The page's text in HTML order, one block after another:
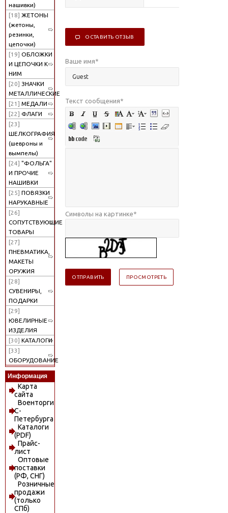
нашивки)
[18] ЖЕТОНЫ
(жетоны,
резинки,
цепочки)
[19] ОБЛОЖКИ
И ЦЕПОЧКИ К
НИМ
[20] ЗНАЧКИ
МЕТАЛЛИЧЕСКИЕ
[21] МЕДАЛИ
[22] ФЛАГИ
[23]
ШЕЛКОГРАФИЯ
(шевроны и
вымпелы)
[24] "ФОЛЬГА"
И ПРОЧИЕ
НАШИВКИ
[25] ПОВЯЗКИ
НАРУКАВНЫЕ
[26]
СОПУТСТВУЮЩИЕ
ТОВАРЫ
[27]
ПНЕВМАТИКА,
МАКЕТЫ
ОРУЖИЯ
[28]
СУВЕНИРЫ,
ПОДАРКИ
[29]
ЮВЕЛИРНЫЕ
ИЗДЕЛИЯ
[30] КАТАЛОГИ
[33]
ОБОРУДОВАНИЕ
Информация
Карта
сайта
Военторги
С-
Петербурга
Каталоги
(PDF)
Прайс-
лист
Оптовые
поставки
(РФ, СНГ)
Розничные
продажи
(только
СПб)
ОСТАВИТЬ ОТЗЫВ
Ваше имя*
Текст сообщения*
Символы на картинке*